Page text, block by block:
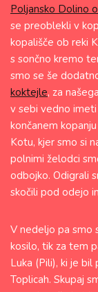
Poljansko Dolino
se preoblekli v
kopališče ob reki
s sončno kremo
smo se še
koktejle, za
v sebi vedno
končanem
Kotu, kjer smo si
polnimi želodci
odbojko. Odigrali
skočili pod odejo
V nedeljo pa smo
kosilo, tik za tem
Luka (Pili), ki je
Toplicah. Skupaj